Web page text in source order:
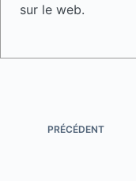
sur le web.
PRÉCÉDENT